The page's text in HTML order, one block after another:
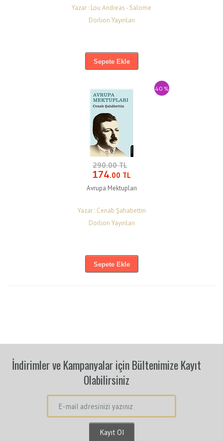
Yazar : Lou Andreas - Salome
Dorlion Yayınları
Sepete Ekle
40 %
290.00 TL
174.00 TL
Avrupa Mektupları
Yazar : Cenab Şahabettin
Dorlion Yayınları
Sepete Ekle
İndirimler ve Kampanyalar için Bültenimize Kayıt
Olabilirsiniz